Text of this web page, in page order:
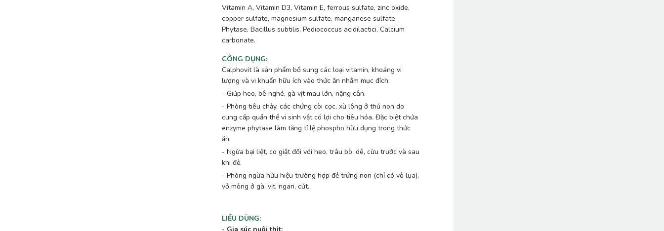
Vitamin A, Vitamin D3, Vitamin E, ferrous sulfate, zinc oxide,
copper sulfate, magnesium sulfate, manganese sulfate,
Phytase, Bacillus subtilis, Pediococcus acidilactici, Calcium
carbonate.
CÔNG DỤNG:
Calphovit là sản phẩm bổ sung các loại vitamin, khoáng vi
lượng và vi khuẩn hữu ích vào thức ăn nhằm mục đích:
- Giúp heo, bê nghé, gà vịt mau lớn, nặng cân.
- Phòng tiêu chảy, các chứng còi cọc, xù lông ở thú non do
cung cấp quần thể vi sinh vật có lợi cho tiêu hóa. Đặc biệt chứa
enzyme phytase làm tăng tỉ lệ phospho hữu dụng trong thức
ăn.
- Ngừa bại liệt, co giật đối với heo, trâu bò, dê, cừu trước và sau
khi đẻ.
- Phòng ngừa hữu hiệu trường hợp đẻ trứng non (chỉ có vỏ lụa),
vỏ mỏng ở gà, vịt, ngan, cút.
LIỀU DÙNG:
- Gia súc nuôi thịt: